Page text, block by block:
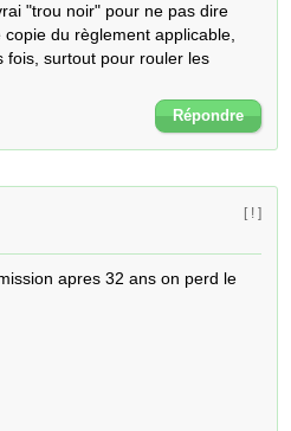
"trou noir" pour ne pas dire
du règlement applicable,
fois, surtout pour rouler les
Répondre
[ ! ]
apres 32 ans on perd le